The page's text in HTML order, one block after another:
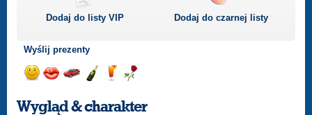
Dodaj do listyVIP Dodaj do czarnej listy
Wyślij prezenty
uśmiech
buziakasamochodem
szampana
drinka
różę
Wygląd & charakter